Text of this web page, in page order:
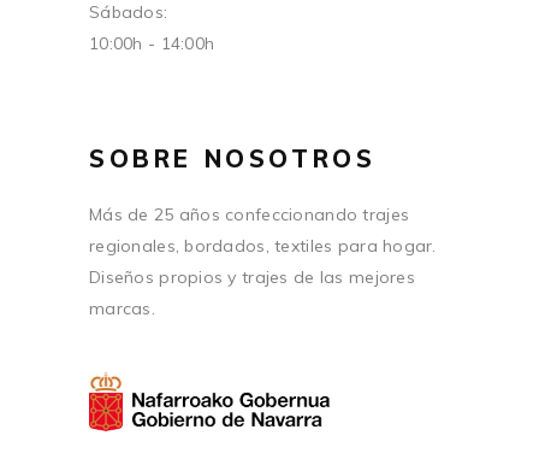
Sábados:
10:00h - 14:00h
SOBRE NOSOTROS
Más de 25 años confeccionando trajes
regionales, bordados, textiles para hogar.
Diseños propios y trajes de las mejores
marcas.